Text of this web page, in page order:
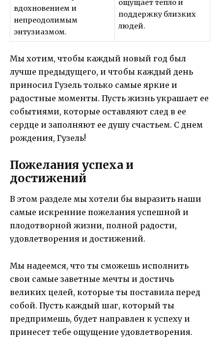
вдохновением и
непреодолимым
энтузиазмом.
ощущает тепло и
поддержку близких
людей.
Мы хотим, чтобы каждый новый год был
лучше предыдущего, и чтобы каждый день
приносил Гузель только самые яркие и
радостные моменты. Пусть жизнь украшает ее
событиями, которые оставляют след в ее
сердце и заполняют ее душу счастьем. С днем
рождения, Гузель!
Пожелания успеха и
достижений
В этом разделе мы хотели бы выразить наши
самые искренние пожелания успешной и
плодотворной жизни, полной радости,
удовлетворения и достижений.
Мы надеемся, что ты сможешь исполнить
свои самые заветные мечты и достичь
великих целей, которые ты поставила перед
собой. Пусть каждый шаг, который ты
предпримешь, будет направлен к успеху и
принесет тебе ощущение удовлетворения.